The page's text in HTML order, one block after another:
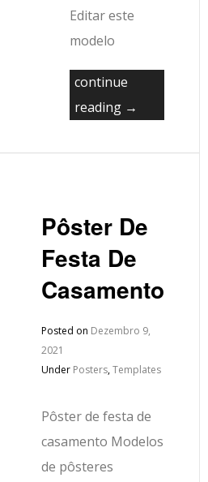
Editar este
modelo
continue
reading →
Pôster De
Festa De
Casamento
Posted on Dezembro 9,
2021
Under Posters,Templates
Pôster de festa de
casamento Modelos
de pôsteres